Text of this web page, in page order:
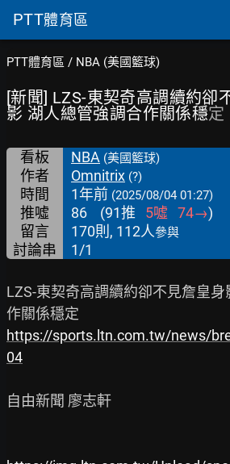
PTT體育區
PTT體育區 / NBA (美國籃球)
[新聞] LZS-東契奇高調續約卻
影 湖人總管強調合作關係穩定
看板 NBA (美國籃球)
作者 Omnitrix (?)
時間 1年前 (2025/08/04 01:27)
推噓 86 (91推 5噓 74→)
留言
170則, 112人參與
討論串 1/1
LZS-東契奇高調續約卻不見詹皇
https://sports.ltn.com.tw/news/
04
自由新聞 廖志軒